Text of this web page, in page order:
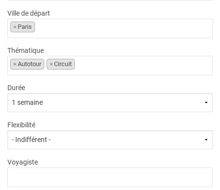
Ville de départ
× Paris
Thématique
× Autotour × Circuit
Durée
Flexibilité
Voyagiste